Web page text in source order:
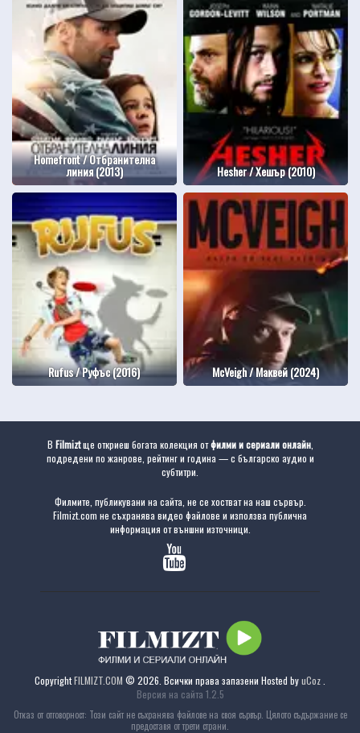
Homefront / Отбранителна
линия (2013) Hesher / Хешър (2010)
Rufus / Руфъс (2016) McVeigh / Маквей (2024)
В Filmiztще откриеш богата колекция отфилми и сериали онлайн,
подредени по жанрове, рейтинг и година — с българско аудио и
субтитри.
Филмите, публикувани на сайта, не се хостват на наш сървър.
Filmizt.com не съхранява видео файлове и използва публична
информация от външни източници.
CopyrightFILMIZT.COM © 2026. Всички права запазени Hosted byuCoz
Версия на сайта 1.2.5
Отказ от отговорност: Този сайт не съхранява файлове на своя сървър. Цялото съдържание се
предоставя от трети страни.